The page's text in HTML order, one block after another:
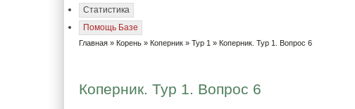
Статистика
Помощь Базе
Главная » Корень » Коперник »Тур 1 » Коперник. Тур 1. Вопрос 6
Коперник. Тур 1. Вопрос 6